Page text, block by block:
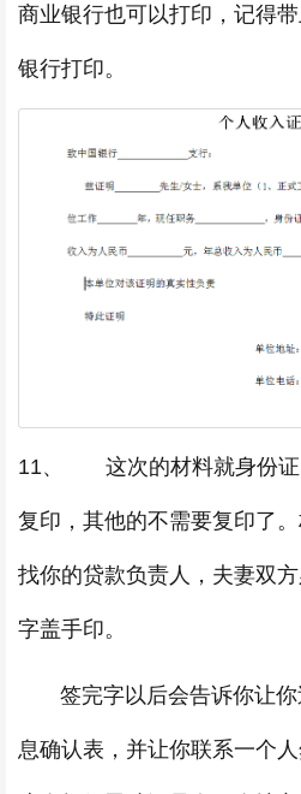
商业银行也可以打印，记得
银行打印。
11、 这次的材料就身份证
复印，其他的不需要复印了
找你的贷款负责人，夫妻双
字盖手印。
签完字以后会告诉你让你
息确认表，并让你联系一个